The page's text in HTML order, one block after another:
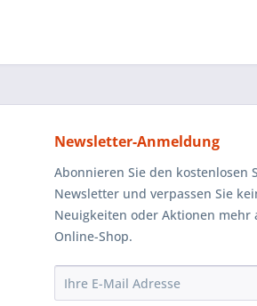
Newsletter-Anmeldung
Abonnieren Sie den kostenlosen
Newsletter und verpassen Sie
Neuigkeiten oder Aktionen mehr
Online-Shop.